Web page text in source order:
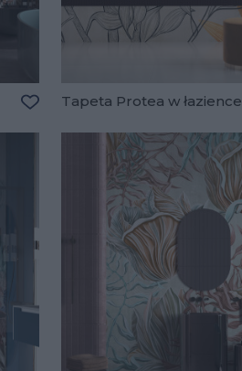
Tapeta Protea w łazience